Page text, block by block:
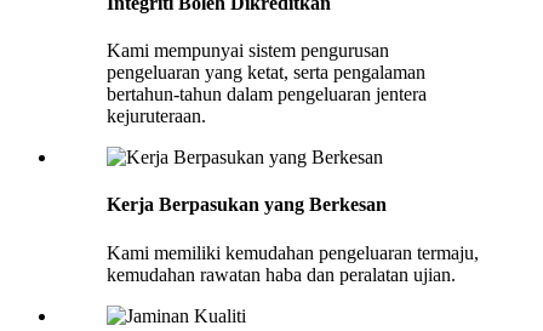
Kami mempunyai sistem pengurusan
pengeluaran yang ketat, serta pengalaman
bertahun-tahun dalam pengeluaran jentera
kejuruteraan.
Kerja Berpasukan yang Berkesan
Kami memiliki kemudahan pengeluaran termaju,
kemudahan rawatan haba dan peralatan ujian.